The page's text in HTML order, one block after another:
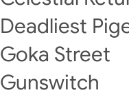
Deadliest
Goka Street
Gunswitch